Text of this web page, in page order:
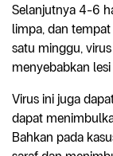
Selanjutnya 4-6
limpa, dan
satu minggu,
menyebabkan
Virus ini juga
dapat
Bahkan pada